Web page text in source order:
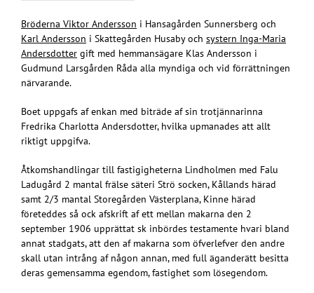
Bröderna Viktor Andersson i Hansagården Sunnersberg och
Karl Andersson i Skattegården Husaby och systern Inga-Maria
Andersdotter gift med hemmansägare Klas Andersson i
Gudmund Larsgården Råda alla myndiga och vid förrättningen
närvarande.
Boet uppgafs af enkan med biträde af sin trotjännarinna
Fredrika Charlotta Andersdotter, hvilka upmanades att allt
riktigt uppgifva.
Åtkomshandlingar till fastigigheterna Lindholmen med Falu
Ladugård 2 mantal frälse säteri Strö socken, Kållands härad
samt 2/3 mantal Storegården Västerplana, Kinne härad
företeddes så ock afskrift af ett mellan makarna den 2
september 1906 upprättat sk inbördes testamente hvari bland
annat stadgats, att den af makarna som öfverlefver den andre
skall utan intrång af någon annan, med full äganderätt besitta
deras gemensamma egendom, fastighet som lösegendom.